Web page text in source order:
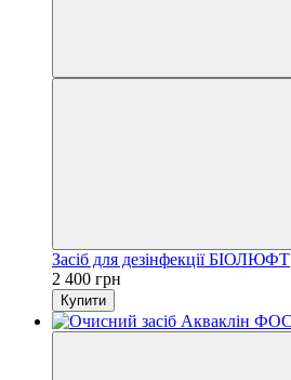
Засіб для дезінфекції БІОЛЮФТ
2 400 грн
Купити